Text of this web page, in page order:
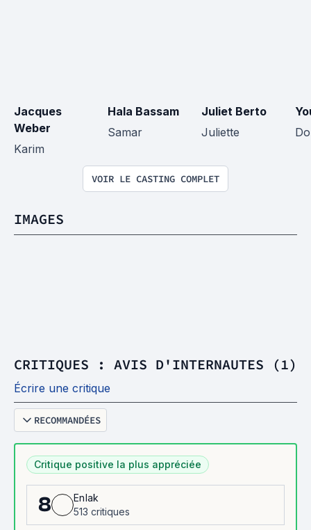
Jacques
Weber
Karim
Hala Bassam
Samar
Juliet Berto
Juliette
VOIR LE CASTING COMPLET
IMAGES
CRITIQUES : AVIS D'INTERNAUTES (1)
Écrire une critique
RECOMMANDÉES
Critique positive la plus appréciée
8
Enlak
513 critiques